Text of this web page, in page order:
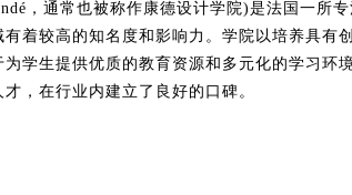
，通常也被称作康德设计学院)是法国一所
着较高的知名度和影响力。学院以培养具有
学生提供优质的教育资源和多元化的学习环
，在行业内建立了良好的口碑。